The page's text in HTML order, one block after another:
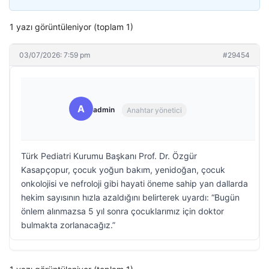
1 yazı görüntüleniyor (toplam 1)
03/07/2026: 7:59 pm #29454
A admin Anahtar yönetici
Türk Pediatri Kurumu Başkanı Prof. Dr. Özgür
Kasapçopur, çocuk yoğun bakım, yenidoğan, çocuk
onkolojisi ve nefroloji gibi hayati öneme sahip yan dallarda
hekim sayısının hızla azaldığını belirterek uyardı: “Bugün
önlem alınmazsa 5 yıl sonra çocuklarımız için doktor
bulmakta zorlanacağız.”